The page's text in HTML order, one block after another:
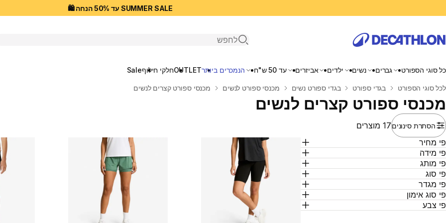
SUMMER SALE עד 50% הנחה 🛍️
פתיחת חיפוש
כל סוגי הספורט גברים נשים ילדים אביזרים עד 50 ש"ח הנמכרים ביותרOUTLETחלקי חילוףSale
בית
לכל סוגי הספורט בגדי ספורט בגדי ספורט נשים מכנסי ספורט לנשים מכנסי ספורט קצרים לנשים
מכנסי ספורט קצרים לנשים
הסתרת סינונים17 מוצרים
מחיר
מידה
מותג
סוג
מגדר
סוג אימון
צבע